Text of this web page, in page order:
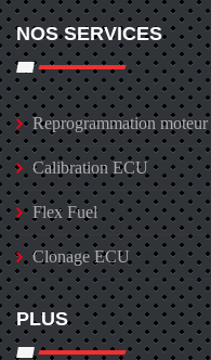
NOS SERVICES
Reprogrammation moteur
Calibration ECU
Flex Fuel
Clonage ECU
PLUS